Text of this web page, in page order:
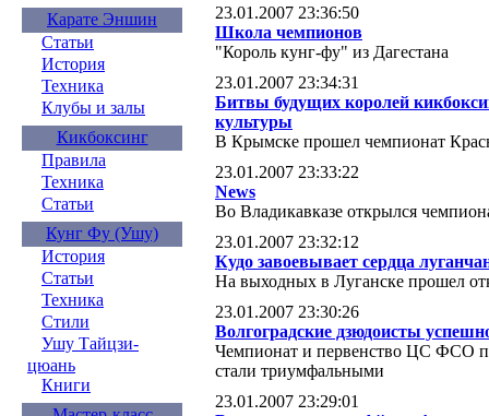
Карате Эншин
Статьи
История
Техника
Клубы и залы
Кикбоксинг
Правила
Техника
Статьи
Кунг Фу (Ушу)
История
Статьи
Техника
Стили
Ушу Тайцзи-
цюань
Книги
23.01.2007 23:36:50
Школа чемпионов
"Король кунг-фу" из Дагестана
23.01.2007 23:34:31
Битвы будущих королей
культуры
В Крымске прошел чемпионат
23.01.2007 23:33:22
News
Во Владикавказе открылся
23.01.2007 23:32:12
Кудо завоевывает сердца
На выходных в Луганске прошел
23.01.2007 23:30:26
Волгоградские дзюдоисты
Чемпионат и первенство ЦС ФСО
стали триумфальными
23.01.2007 23:29:01